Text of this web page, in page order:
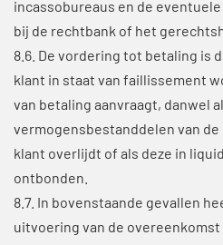
incassobureaus en de
bij de rechtbank of het
8.6. De vordering tot betaling is
klant in staat van faillissement
van betaling aanvraagt, danwel
vermogensbestanddelen van
klant overlijdt of als deze in
ontbonden.
8.7. In bovenstaande gevallen
uitvoering van de